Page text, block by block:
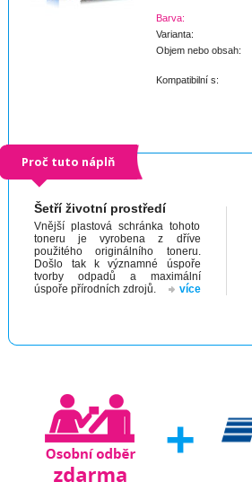
Barva:
Varianta:
Objem nebo obsah:
Kompatibilní s:
Proč tuto náplň
Šetří životní prostředí
Vnější plastová schránka tohoto
toneru je vyrobena z dříve
použitého originálního toneru.
Došlo tak k významné úspoře
tvorby odpadů a maximální
úspoře přírodních zdrojů.
více